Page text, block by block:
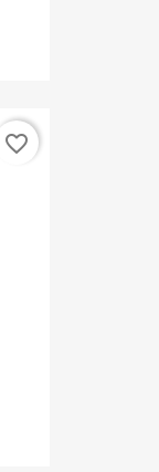
favorite_border